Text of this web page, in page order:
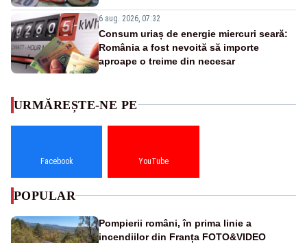
6 aug. 2026, 07:32
Consum uriaș de energie miercuri seară:
România a fost nevoită să importe
aproape o treime din necesar
URMĂREȘTE-NE PE
Facebook YouTube
POPULAR
Pompierii români, în prima linie a
incendiilor din Franța FOTO&VIDEO